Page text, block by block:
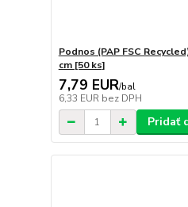
Podnos (PAP FSC
cm [50 ks]
7,79 EUR/bal
6,33 EUR bez DPH
Pridať